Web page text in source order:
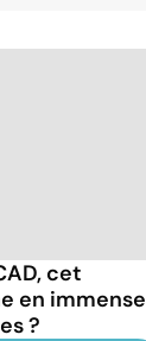
cet
en immense
?